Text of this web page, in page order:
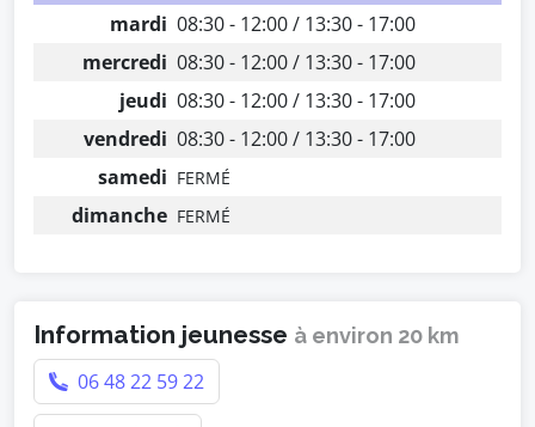
mardi 08:30 - 12:00 / 13:30 - 17:00
mercredi 08:30 - 12:00 / 13:30 - 17:00
jeudi 08:30 - 12:00 / 13:30 - 17:00
vendredi 08:30 - 12:00 / 13:30 - 17:00
samedi FERMÉ
dimanche FERMÉ
Information jeunesse à environ 20 km
06 48 22 59 22